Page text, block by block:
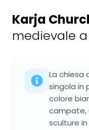
Karja
medievale a
La chiesa
singola in
colore
campate,
sculture